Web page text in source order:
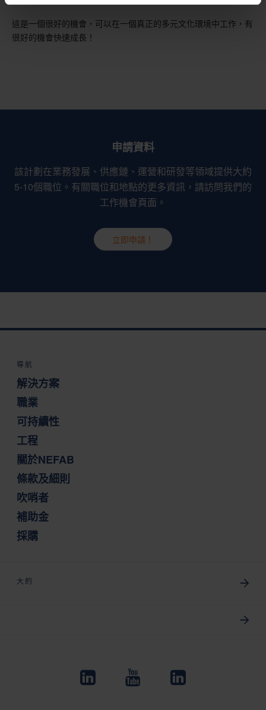
這是一個很好的機會，可以在一個真正的多元文化環境中工作，有
很好的機會快速成長！
申請資料
該計劃在業務發展、供應鏈、運營和研發等領域提供大約
5-10個職位。有關職位和地點的更多資訊，請訪問我們的
工作機會頁面。
立即申請！
導航
解決方案
職業
可持續性
工程
關於NEFAB
條款及細則
吹哨者
補助金
採購
大約